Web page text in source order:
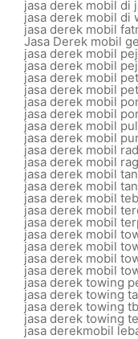
jasa derek mobil di
jasa derek mobil di
jasa derek mobil
Jasa Derek mobil
jasa derek mobil
jasa derek mobil
jasa derek mobil
jasa derek mobil
jasa derek mobil
jasa derek mobil
jasa derek mobil
jasa derek mobil
jasa derek mobil
jasa derek mobil
jasa derek mobil
jasa derek mobil
jasa derek mobil
jasa derek mobil
jasa derek mobil
jasa derek mobil
jasa derek mobil
jasa derek mobil
jasa derek mobil
jasa derek towing
jasa derek towing
jasa derek towing
jasa derek towing
jasa derekmobil